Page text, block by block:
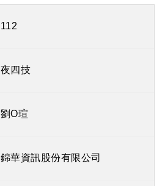
112
夜四技
劉O瑄
錦華資訊股份有限公司